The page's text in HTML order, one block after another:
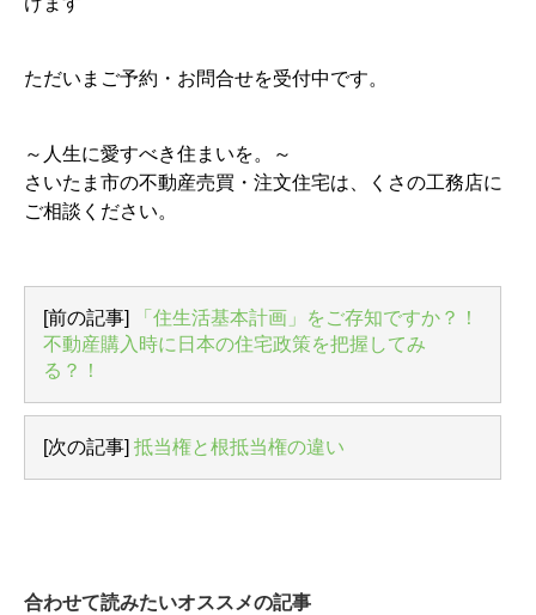
ただいまご予約・お問合せを受付中です。
～人生に愛すべき住まいを。～
さいたま市の不動産売買・注文住宅は、くさの工務店に
ご相談ください。
[前の記事]
「住生活基本計画」をご存知ですか？！
不動産購入時に日本の住宅政策を把握してみ
る？！
[次の記事] 抵当権と根抵当権の違い
合わせて読みたいオススメの記事